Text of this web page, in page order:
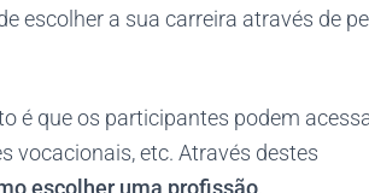
escolher a sua carreira através de
é que os participantes podem
vocacionais, etc. Através destes
escolher uma profissão.